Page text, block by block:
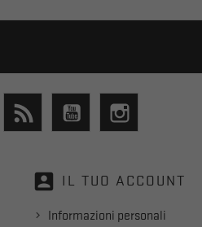
Twitter YouTube
account_box IL TUO ACCOUNT
Informazioni personali